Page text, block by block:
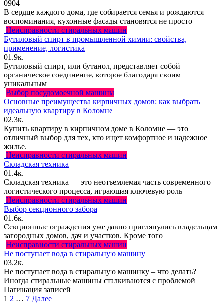
0904
В сердце каждого дома, где собирается семья и рождаются
воспоминания, кухонные фасады становятся не просто
Неисправности стиральных машин
Бутиловый спирт в промышленной химии: свойства,
применение, логистика
01.9к.
Бутиловый спирт, или бутанол, представляет собой
органическое соединение, которое благодаря своим
уникальным
Выбор посудомоечной машины
Основные преимущества кирпичных домов: как выбрать
идеальную квартиру в Коломне
02.3к.
Купить квартиру в кирпичном доме в Коломне — это
отличный выбор для тех, кто ищет комфортное и надежное
жилье.
Неисправности стиральных машин
Складская техника
01.4к.
Складская техника — это неотъемлемая часть современного
логистического процесса, играющая ключевую роль
Неисправности стиральных машин
Выбор секционного забора
01.6к.
Секционные ограждения уже давно приглянулись владельцам
загородных домов, дач и участков. Кроме того
Неисправности стиральных машин
Не поступает вода в стиральную машину
03.2к.
Не поступает вода в стиральную машинку – что делать?
Иногда стиральные машины сталкиваются с проблемой
Пагинация записей
1 2 … 7 Далее